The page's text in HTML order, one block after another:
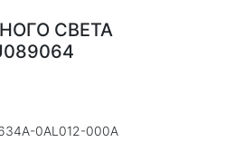
СВЕТА
0AL012-000A